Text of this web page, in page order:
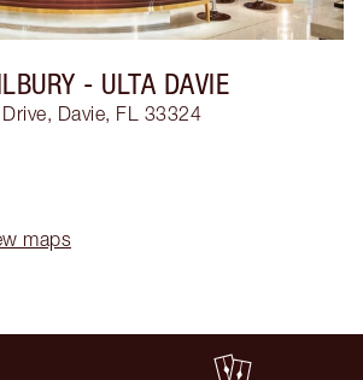
- ULTA DAVIE
Davie, FL 33324
maps